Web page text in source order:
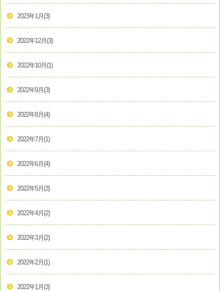
2023年1月 (3)
2022年12月 (3)
2022年10月 (1)
2022年9月 (3)
2022年8月 (4)
2022年7月 (1)
2022年6月 (4)
2022年5月 (3)
2022年4月 (2)
2022年3月 (2)
2022年2月 (1)
2022年1月 (3)